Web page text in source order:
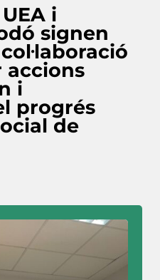
i
signen
accions
i
progrés
de